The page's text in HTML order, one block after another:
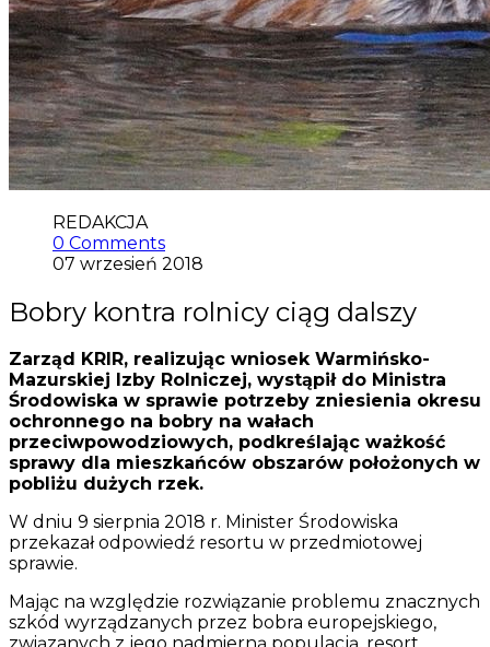
REDAKCJA
0 Comments
07 wrzesień 2018
Bobry kontra rolnicy ciąg dalszy
Zarząd KRIR, realizując wniosek Warmińsko-
Mazurskiej Izby Rolniczej, wystąpił do Ministra
Środowiska w sprawie potrzeby zniesienia okresu
ochronnego na bobry na wałach
przeciwpowodziowych, podkreślając ważkość
sprawy dla mieszkańców obszarów położonych w
pobliżu dużych rzek.
W dniu 9 sierpnia 2018 r. Minister Środowiska
przekazał odpowiedź resortu w przedmiotowej
sprawie.
Mając na względzie rozwiązanie problemu znacznych
szkód wyrządzanych przez bobra europejskiego,